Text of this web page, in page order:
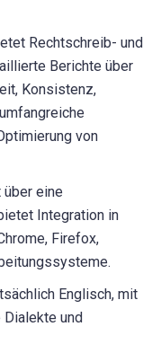
Rechtschreib- und
Berichte über
Konsistenz,
von
eine
Integration in
Firefox,
Englisch, mit
und